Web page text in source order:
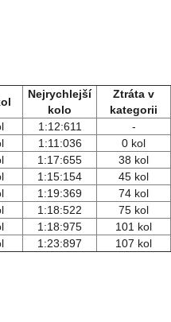
Nejrychlejší
kolo
Ztráta v
kategorii
1:12:611 -
1:11:036 0 kol
1:17:655 38 kol
1:15:154 45 kol
1:19:369 74 kol
1:18:522 75 kol
1:18:975 101 kol
1:23:897 107 kol